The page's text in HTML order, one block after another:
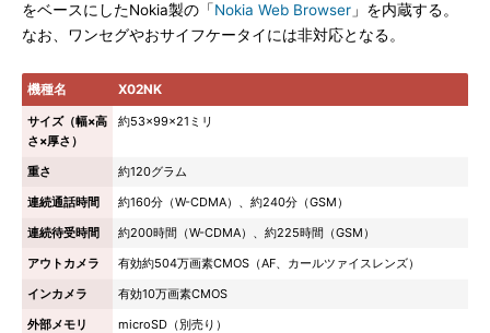
をベースにしたNokia製の「Nokia Web Browser 」を内蔵する。
なお、ワンセグやおサイフケータイには非対応となる。
機種名 X02NK
サイズ（幅×高
さ×厚さ）
約53×99×21ミリ
重さ
約120グラム
連続通話時間
約160分（W-CDMA）、約240分（GSM）
連続待受時間
約200時間（W-CDMA）、約225時間（GSM）
アウトカメラ
有効約504万画素CMOS（AF、カールツァイスレンズ）
インカメラ
有効10万画素CMOS
外部メモリ
microSD（別売り）